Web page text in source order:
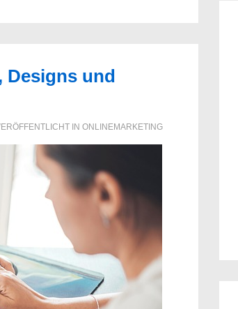
Designs und
IN ONLINEMARKETING